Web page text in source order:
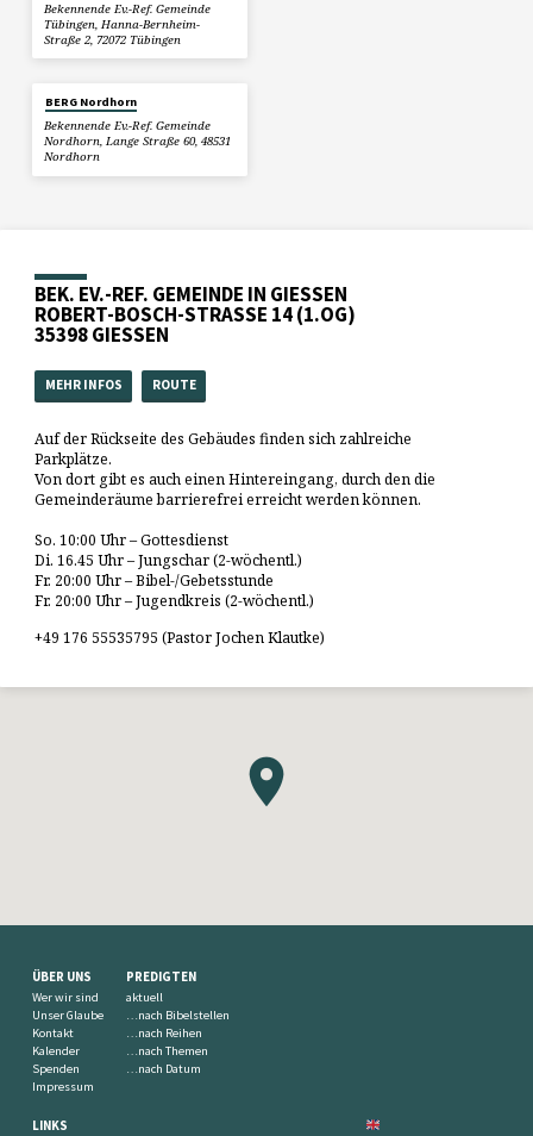
Bekennende Ev.-Ref. Gemeinde
Tübingen, Hanna-Bernheim-
Straße 2, 72072 Tübingen
BERG Nordhorn
Bekennende Ev.-Ref. Gemeinde
Nordhorn, Lange Straße 60, 48531
Nordhorn
BEK. EV.-REF. GEMEINDE IN GIESSEN
ROBERT-BOSCH-STRASSE 14 (1.OG)
35398 GIESSEN
MEHR INFOS ROUTE
Auf der Rückseite des Gebäudes finden sich zahlreiche
Parkplätze.
Von dort gibt es auch einen Hintereingang, durch den die
Gemeinderäume barrierefrei erreicht werden können.
So. 10:00 Uhr – Gottesdienst
Di. 16.45 Uhr – Jungschar (2-wöchentl.)
Fr. 20:00 Uhr – Bibel-/Gebetsstunde
Fr. 20:00 Uhr – Jugendkreis (2-wöchentl.)
+49 176 55535795 (Pastor Jochen Klautke)
ÜBER UNS
Wer wir sind
Unser Glaube
Kontakt
Kalender
Spenden
Impressum
PREDIGTEN
aktuell
…nach Bibelstellen
…nach Reihen
…nach Themen
…nach Datum
LINKS